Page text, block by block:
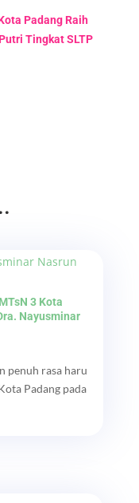
Padang Raih
Tingkat SLTP
3 Kota
Nayusminar
penuh rasa haru
Padang pada